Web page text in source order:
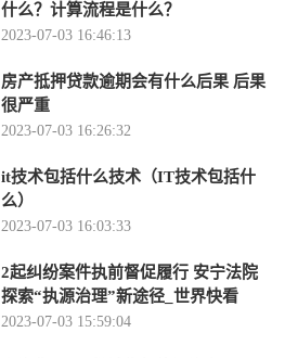
什么？计算流程是什么？
2023-07-03 16:46:13
房产抵押贷款逾期会有什么后果 后果
很严重
2023-07-03 16:26:32
it技术包括什么技术（IT技术包括什
么）
2023-07-03 16:03:33
2起纠纷案件执前督促履行 安宁法院
探索“执源治理”新途径_世界快看
2023-07-03 15:59:04